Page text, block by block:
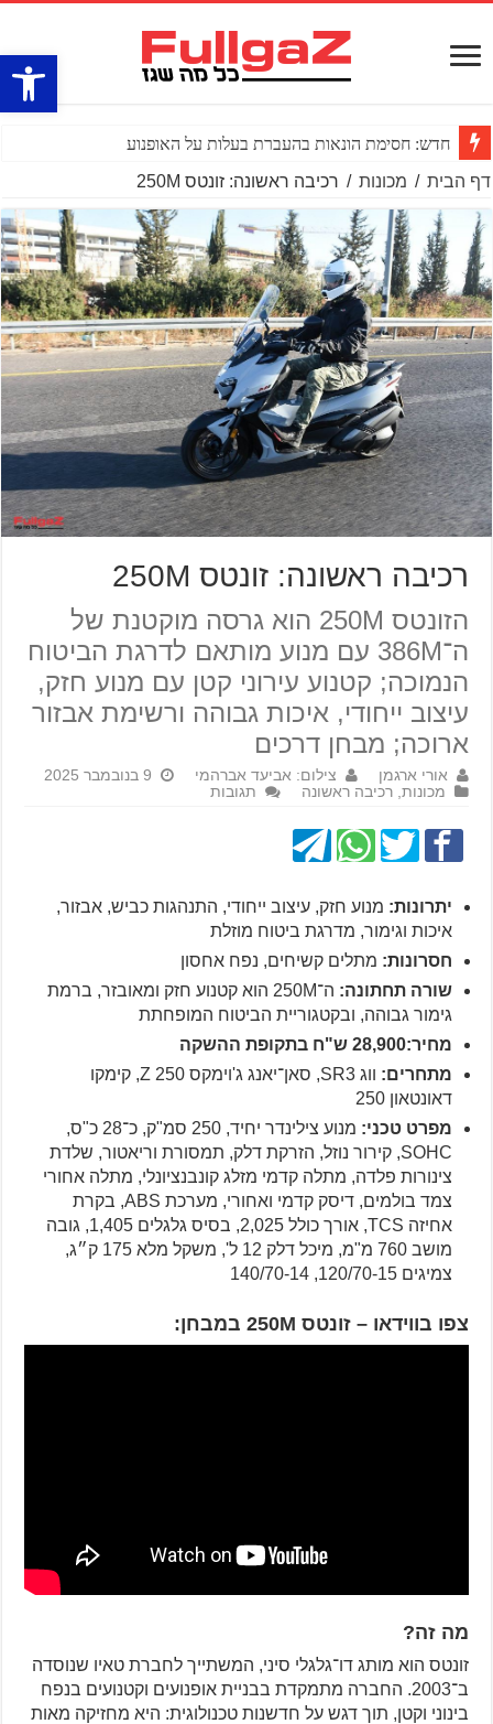
פתח
חדש: חסימת הונאות בהעברת בעלות על האופנוע
דף הבית / מכונות / רכיבה ראשונה: זונטס 250M
רכיבה ראשונה: זונטס 250M
הזונטס 250M הוא גרסה מוקטנת של
ה־386M עם מנוע מותאם לדרגת הביטוח
הנמוכה; קטנוע עירוני קטן עם מנוע חזק,
עיצוב ייחודי, איכות גבוהה ורשימת אבזור
ארוכה; מבחן דרכים
אורי ארגמן צילום: אביעד אברהמי
9 בנובמבר 2025
מכונות ,רכיבה ראשונה תגובות
יתרונות: מנוע חזק, עיצוב ייחודי, התנהגות כביש, אבזור,
איכות וגימור, מדרגת ביטוח מוזלת
חסרונות: מתלים קשיחים, נפח אחסון
שורה תחתונה:
ה־250M הוא קטנוע חזק ומאובזר, ברמת
גימור גבוהה, ובקטגוריית הביטוח המופחתת
מחיר:28,900 ש"ח בתקופת ההשקה
מתחרים:
ווג SR3, סאן־יאנג ג'וימקס Z 250, קימקו
דאונטאון 250
מפרט טכני:
מנוע צילינדר יחיד, 250 סמ"ק, כ־28 כ"ס,
SOHC, קירור נוזל, הזרקת דלק, תמסורת וריאטור, שלדת
צינורות פלדה, מתלה קדמי מזלג קונבנציונלי, מתלה אחורי
צמד בולמים, דיסק קדמי ואחורי, מערכת ABS, בקרת
אחיזה TCS, אורך כולל 2,025, בסיס גלגלים 1,405, גובה
מושב 760 מ"מ, מיכל דלק 12 ל', משקל מלא 175 ק״ג,
צמיגים 120/70-15, 140/70-14
צפו בווידאו – זונטס 250M במבחן:
מה זה?
זונטס הוא מותג דו־גלגלי סיני, המשתייך לחברת טאיו שנוסדה
ב־2003. החברה מתמקדת בבניית אופנועים וקטנועים בנפח
בינוני וקטן, תוך דגש על חדשנות טכנולוגית: היא מחזיקה מאות